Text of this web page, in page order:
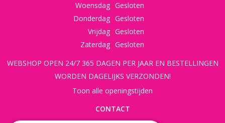
Woensdag Gesloten
Donderdag Gesloten
Vrijdag Gesloten
Zaterdag Gesloten
WEBSHOP OPEN 24/7 365 DAGEN PER JAAR EN BESTELLINGEN
WORDEN DAGELIJKS VERZONDEN!
Toon alle openingstijden
CONTACT